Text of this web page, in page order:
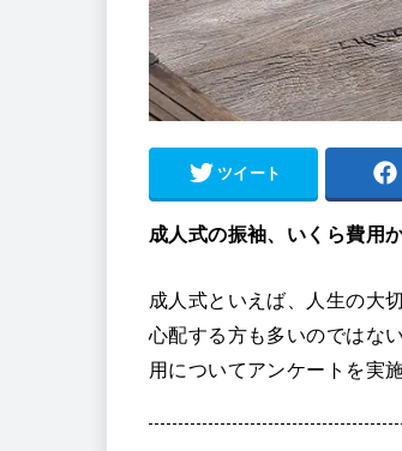
ツイート
成人式の振袖、いくら費用
成人式といえば、人生の大
心配する方も多いのではな
用についてアンケートを実